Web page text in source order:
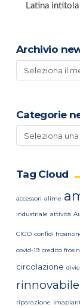
Latina
Archivio
Archivio
news
Categorie
Categorie
news
Tag Cloud
accessori alime
industriale attività
CIGO confidi
covid-19 credito
circolazione
rinnovabile
riparazione